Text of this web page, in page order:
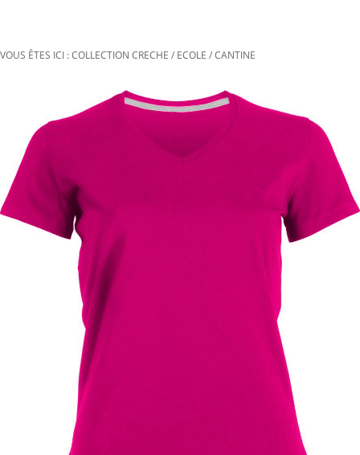
VOUS ÊTES ICI : COLLECTION CRECHE / ECOLE / CANTINE